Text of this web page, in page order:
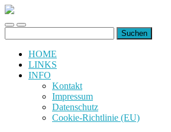
uiuiuiuiuiuiui.de
Toggle
mobile
Toggle
search
nach:
HOME
LINKS
INFO
Kontakt
Impressum
Datenschutz
Cookie-Richtlinie (EU)